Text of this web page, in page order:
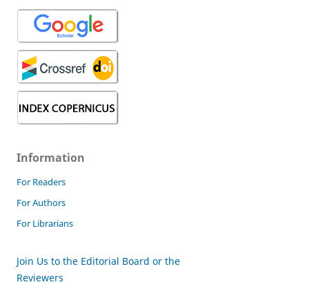
Information
For Readers
For Authors
For Librarians
Join Us to the Editorial Board or the
Reviewers